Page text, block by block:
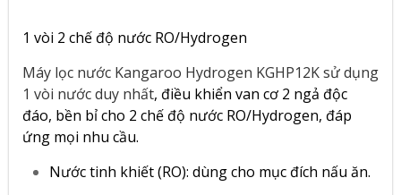
1 vòi 2 chế độ nước RO/Hydrogen
Máy lọc nước Kangaroo Hydrogen KGHP12K sử dụng
1 vòi nước duy nhất, điều khiển van cơ 2 ngả độc
đáo, bền bỉ cho 2 chế độ nước RO/Hydrogen, đáp
ứng mọi nhu cầu.
Nước tinh khiết (RO): dùng cho mục đích nấu ăn.